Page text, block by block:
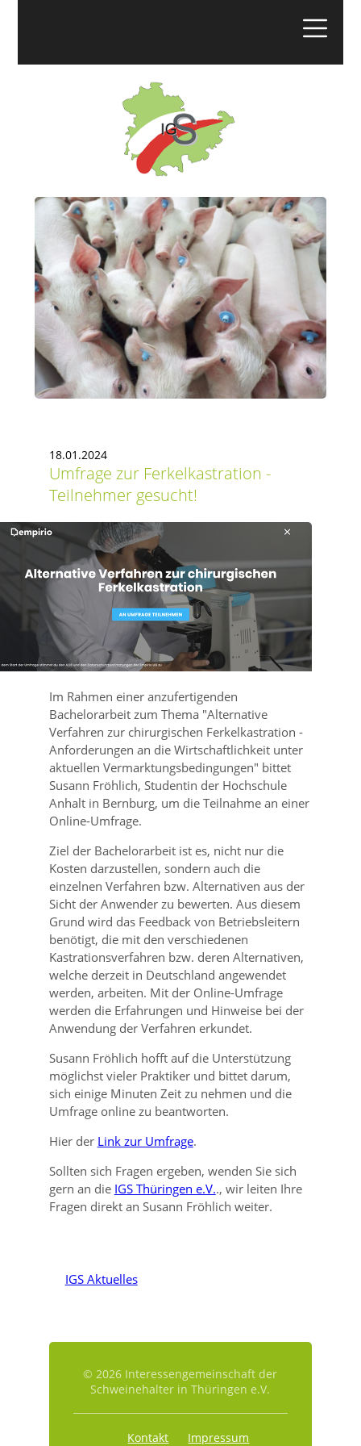
18.01.2024
Umfrage zur Ferkelkastration -
Teilnehmer gesucht!
Im Rahmen einer anzufertigenden
Bachelorarbeit zum Thema Alternative
Verfahren zur chirurgischen Ferkelkastration -
Anforderungen an die Wirtschaftlichkeit unter
aktuellen Vermarktungsbedingungen bittet
Susann Fröhlich, Studentin der Hochschule
Anhalt in Bernburg, um die Teilnahme an einer
Online-Umfrage.
Ziel der Bachelorarbeit ist es, nicht nur die
Kosten darzustellen, sondern auch die
einzelnen Verfahren bzw. Alternativen aus der
Sicht der Anwender zu bewerten. Aus diesem
Grund wird das Feedback von Betriebsleitern
benötigt, die mit den verschiedenen
Kastrationsverfahren bzw. deren Alternativen,
welche derzeit in Deutschland angewendet
werden, arbeiten. Mit der Online-Umfrage
werden die Erfahrungen und Hinweise bei der
Anwendung der Verfahren erkundet.
Susann Fröhlich hofft auf die Unterstützung
möglichst vieler Praktiker und bittet darum,
sich einige Minuten Zeit zu nehmen und die
Umfrage online zu beantworten.
Hier der Link zur Umfrage.
Sollten sich Fragen ergeben, wenden Sie sich
gern an die IGS Thüringen e.V.., wir leiten Ihre
Fragen direkt an Susann Fröhlich weiter.
IGS Aktuelles
© 2026 Interessengemeinschaft der
Schweinehalter in Thüringen e.V.
Kontakt
Impressum